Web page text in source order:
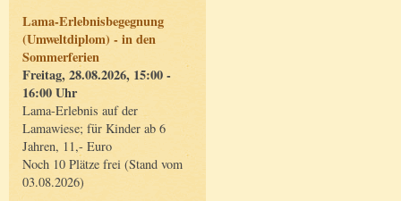
Lama-Erlebnisbegegnung
(Umweltdiplom) - in den
Sommerferien
Freitag, 28.08.2026, 15:00 -
16:00 Uhr
Lama-Erlebnis auf der
Lamawiese; für Kinder ab 6
Jahren, 11,- Euro
Noch 10 Plätze frei (Stand vom
03.08.2026)